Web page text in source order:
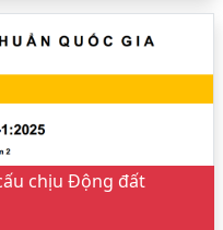
chịu Động đất